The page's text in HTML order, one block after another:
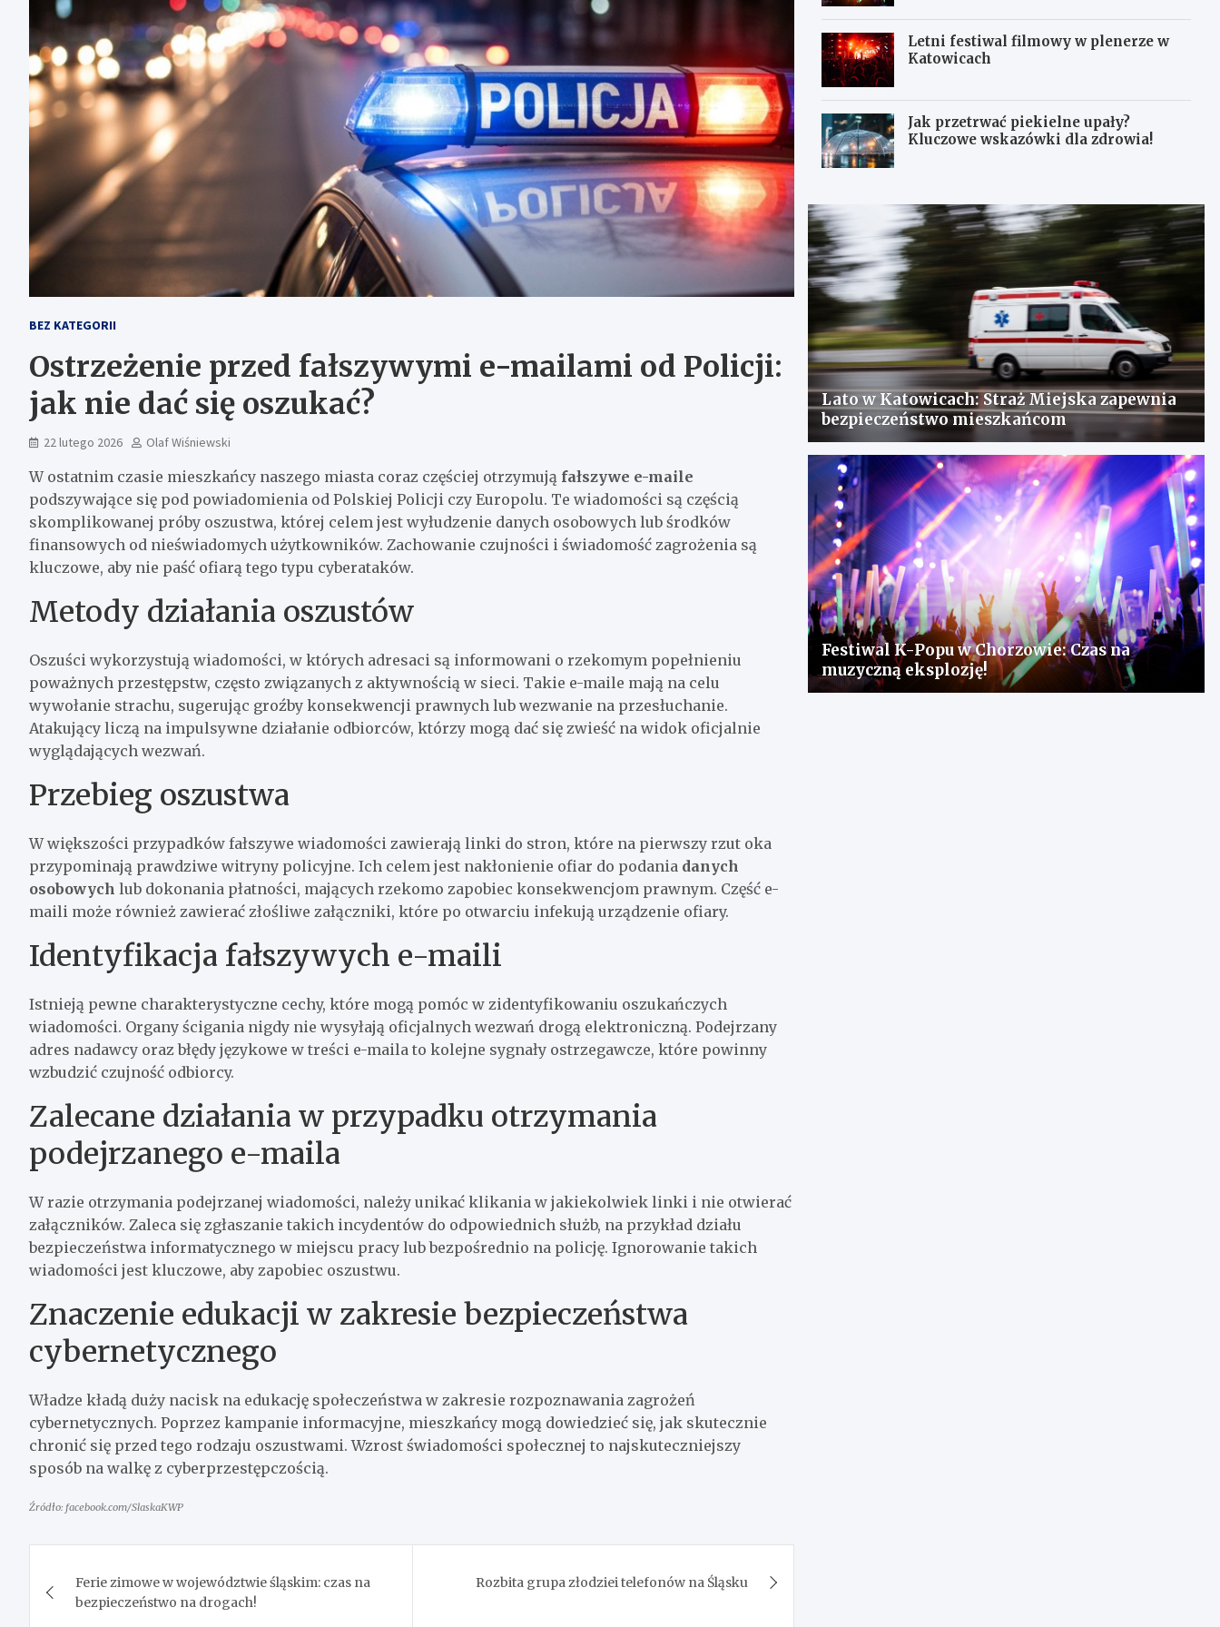
BEZ KATEGORII
Ostrzeżenie przed fałszywymi e-mailami od Policji:
jak nie dać się oszukać?
22 lutego 2026 Olaf Wiśniewski
W ostatnim czasie mieszkańcy naszego miasta coraz częściej otrzymują fałszywe e-maile
podszywające się pod powiadomienia od Polskiej Policji czy Europolu. Te wiadomości są częścią
skomplikowanej próby oszustwa, której celem jest wyłudzenie danych osobowych lub środków
finansowych od nieświadomych użytkowników. Zachowanie czujności i świadomość zagrożenia są
kluczowe, aby nie paść ofiarą tego typu cyberataków.
Metody działania oszustów
Oszuści wykorzystują wiadomości, w których adresaci są informowani o rzekomym popełnieniu
poważnych przestępstw, często związanych z aktywnością w sieci. Takie e-maile mają na celu
wywołanie strachu, sugerując groźby konsekwencji prawnych lub wezwanie na przesłuchanie.
Atakujący liczą na impulsywne działanie odbiorców, którzy mogą dać się zwieść na widok oficjalnie
wyglądających wezwań.
Przebieg oszustwa
W większości przypadków fałszywe wiadomości zawierają linki do stron, które na pierwszy rzut oka
przypominają prawdziwe witryny policyjne. Ich celem jest nakłonienie ofiar do podania danych
osobowych lub dokonania płatności, mających rzekomo zapobiec konsekwencjom prawnym. Część e-
maili może również zawierać złośliwe załączniki, które po otwarciu infekują urządzenie ofiary.
Identyfikacja fałszywych e-maili
Istnieją pewne charakterystyczne cechy, które mogą pomóc w zidentyfikowaniu oszukańczych
wiadomości. Organy ścigania nigdy nie wysyłają oficjalnych wezwań drogą elektroniczną. Podejrzany
adres nadawcy oraz błędy językowe w treści e-maila to kolejne sygnały ostrzegawcze, które powinny
wzbudzić czujność odbiorcy.
Zalecane działania w przypadku otrzymania
podejrzanego e-maila
W razie otrzymania podejrzanej wiadomości, należy unikać klikania w jakiekolwiek linki i nie otwierać
załączników. Zaleca się zgłaszanie takich incydentów do odpowiednich służb, na przykład działu
bezpieczeństwa informatycznego w miejscu pracy lub bezpośrednio na policję. Ignorowanie takich
wiadomości jest kluczowe, aby zapobiec oszustwu.
Znaczenie edukacji w zakresie bezpieczeństwa
cybernetycznego
Władze kładą duży nacisk na edukację społeczeństwa w zakresie rozpoznawania zagrożeń
cybernetycznych. Poprzez kampanie informacyjne, mieszkańcy mogą dowiedzieć się, jak skutecznie
chronić się przed tego rodzaju oszustwami. Wzrost świadomości społecznej to najskuteczniejszy
sposób na walkę z cyberprzestępczością.
Źródło: facebook.com/SlaskaKWP
wpisu
Ferie zimowe w województwie śląskim: czas na
bezpieczeństwo na drogach!
Rozbita grupa złodziei telefonów na Śląsku
Letni festiwal filmowy w plenerze w
Katowicach
Jak przetrwać piekielne upały?
Kluczowe wskazówki dla zdrowia!
Lato w Katowicach: Straż Miejska zapewnia
bezpieczeństwo mieszkańcom
Festiwal K-Popu w Chorzowie: Czas na
muzyczną eksplozję!